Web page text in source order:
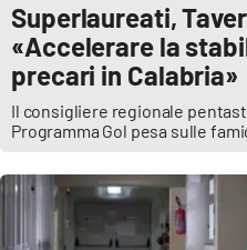
Superlaureati,
«Accelerare la
precari in Calabria»
Il consigliere regionale
Programma Gol pesa sulle